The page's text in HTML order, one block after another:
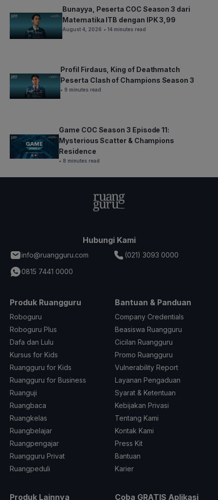
Bunayya, Peserta COC Season 3 dari
Matematika ITB dengan IPK 3,99
August 4, 2026 • 14 minutes read
Profil Firdaus, King of Deathmatch
Peserta Clash of Champions Season 3
• 9 minutes read
Game COC Season 3 Episode 11:
Mysterious Scatter & Champions
Residence
• 8 minutes read
Hubungi Kami
info@ruangguru.com
(021) 3093 0000
0815 7441 0000
Produk Ruangguru
Roboguru
Roboguru Plus
Dafa dan Lulu
Kursus for Kids
Ruangguru for Kids
Ruangguru for Business
Ruanguji
Ruangbaca
Ruangkelas
Ruangbelajar
Ruangpengajar
Ruangguru Privat
Ruangpeduli
Bantuan & Panduan
Company Credentials
Beasiswa Ruangguru
Cicilan Ruangguru
Promo Ruangguru
Vulnerability Report
Layanan Pengaduan
Syarat & Ketentuan
Kebijakan Privasi
Tentang Kami
Kontak Kami
Press Kit
Bantuan
Karier
Produk Lainnya Coba GRATIS Aplikasi